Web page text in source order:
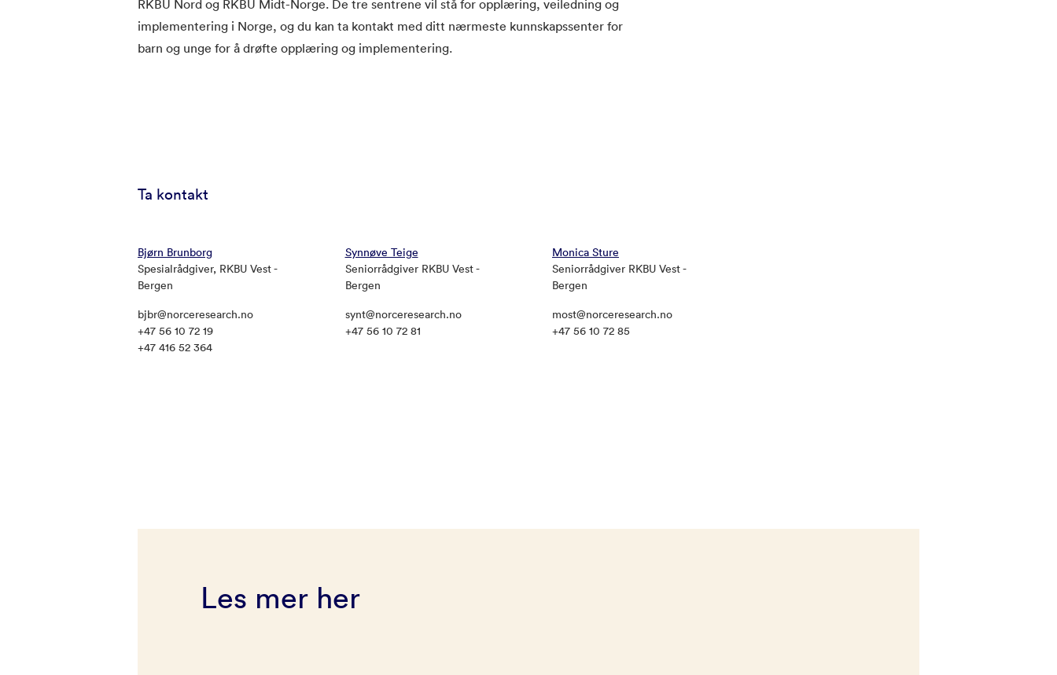
RKBU Nord og RKBU Midt-Norge. De tre sentrene vil stå for opplæring, veiledning og
implementering i Norge, og du kan ta kontakt med ditt nærmeste kunnskapssenter for
barn og unge for å drøfte opplæring og implementering.
Ta kontakt
Bjørn Brunborg
Spesialrådgiver, RKBU Vest -
Bergen
bjbr@norceresearch.no
+47 56 10 72 19
+47 416 52 364
Synnøve Teige
Seniorrådgiver RKBU Vest -
Bergen
synt@norceresearch.no
+47 56 10 72 81
Monica Sture
Seniorrådgiver RKBU Vest -
Bergen
most@norceresearch.no
+47 56 10 72 85
Les mer her